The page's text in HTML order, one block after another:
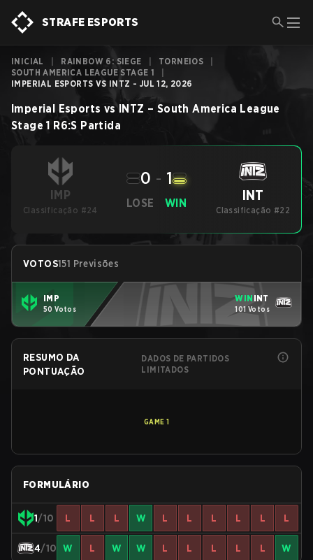
STRAFE ESPORTS
INICIAL RAINBOW 6: SIEGE TORNEIOS
SOUTH AMERICA LEAGUE STAGE 1
IMPERIAL ESPORTS VS INTZ - JUL 12, 2026
Imperial Esports vs INTZ – South America League
Stage 1 R6:S Partida
IMP
Classificação #24
LOSE
0 - 1
WIN INT
Classificação #22
VOTOS151 Previsões
IMP
50 Votos
WIN INT
101 Votos
RESUMO DA
PONTUAÇÃO
DADOS DE PARTIDOS
LIMITADOS
GAME 1
FORMULÁRIO
1/10 L L L W L L L L L L
4/10 W L W W L L L L L W